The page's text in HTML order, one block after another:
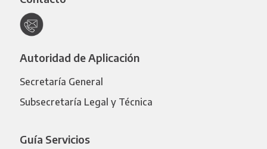
Autoridad de Aplicación
Secretaría General
Subsecretaría Legal y Técnica
Guía Servicios